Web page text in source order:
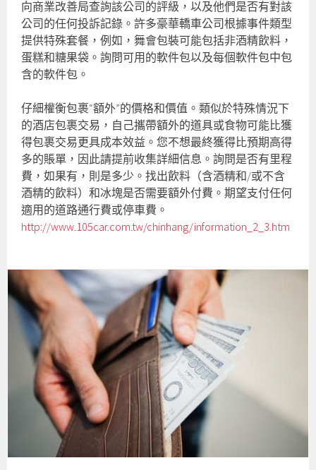
向商業改善局查詢該公司的評級，以及他們是否有對該
公司的任何投訴記錄。許多豪華轎車公司根據事件類型
提供特殊套餐，例如，舞會包裝可能包括非酒精飲料，
蛋糕和糖果袋。詢問可用的軟件包以及每個軟件包中包
含的軟件包。
仔細權衡包裹“額外”的價格和價值。類似於特殊情況下
的酒店包裹交易，自己攜帶額外的道具或食物可能比獲
得包裹交易更具成本效益。您不想最終獲得比預期高得
多的賬單，因此請提前收集詳細信息。詢問是否有里程
費，如果有，則是多少。找出飲料（含酒精和/或不含
酒精的飲料）和冰塊是否需要額外付費。期望支付任何
適用的道路通行費或停車費。
http://www.105car.com.tw/chinhang/information_2_3.htm